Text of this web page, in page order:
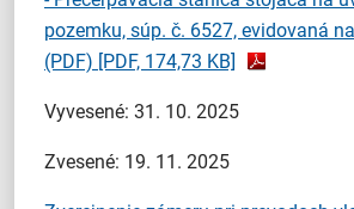
pozemku, súp. č. 6527, evidovaná
(PDF) [PDF, 174,73 KB]
Vyvesené: 31. 10. 2025
Zvesené: 19. 11. 2025